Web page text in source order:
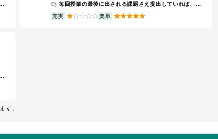
沖縄の戦時中背景について学ぶ。毎週課題図書が出されるので、ペアと内容をまとめ発表。沖縄にゼミ研修として2泊3日ほど行く。
毎回授業の最後に出される課題さえ提出していれば、単位はもらえます。 また、ノート提出は時々求められますが、それさえ乗り切ればそこそこいい評価も期待できます。 ちなみに僕は単位を落としました。
充実 1 楽単 5
先生の思想と自己顕示欲が強い。授業名に英語と付いているが全く英語はやらない。自分を知識人と見せつけたいんだなぁ～ってのは伝わる。隙あらば自分語りをし始める為聞きてはしんどい。受講者皆口を揃えて、終始授業内容が意味不明と言っている。アンケートにもそれは結構書かれていたらしいが、ジョージトゥモローは、ここは大学だから、と言っている。とにかくプリントゲー。出席は当日自分で名簿にチェックをするスタイルだから不正が多い。最後の授業だけ来て今まで欠席していて空欄になっている名簿欄に全部チェックしてそのまま帰る学生が多い。先生もそれは分かっているが特にこれといった対策はしない。女子生徒が好きなのかわざわざ特定の女子生徒のところまで行っておしゃべりをしているのをよく見る。
す。